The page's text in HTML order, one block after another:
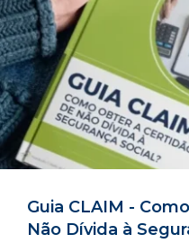
Guia CLAIM -
Não Dívida à